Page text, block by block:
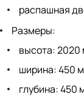
распашная
Размеры:
высота: 2020
ширина: 450
глубина: 450